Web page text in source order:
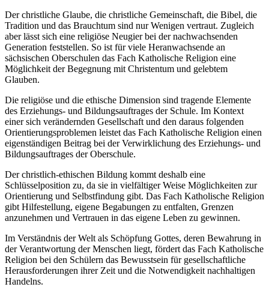
Der christliche Glaube, die christliche Gemeinschaft, die Bibel, die
Tradition und das Brauchtum sind nur Wenigen vertraut. Zugleich
aber lässt sich eine religiöse Neugier bei der nachwachsenden
Generation feststellen. So ist für viele Heranwachsende an
sächsischen Oberschulen das Fach Katholische Religion eine
Möglichkeit der Begegnung mit Christentum und gelebtem
Glauben.
Die religiöse und die ethische Dimension sind tragende Elemente
des Erziehungs- und Bildungsauftrages der Schule. Im Kontext
einer sich verändernden Gesellschaft und den daraus folgenden
Orientierungsproblemen leistet das Fach Katholische Religion einen
eigenständigen Beitrag bei der Verwirklichung des Erziehungs- und
Bildungsauftrages der Oberschule.
Der christlich-ethischen Bildung kommt deshalb eine
Schlüsselposition zu, da sie in vielfältiger Weise Möglichkeiten zur
Orientierung und Selbstfindung gibt. Das Fach Katholische Religion
gibt Hilfestellung, eigene Begabungen zu entfalten, Grenzen
anzunehmen und Vertrauen in das eigene Leben zu gewinnen.
Im Verständnis der Welt als Schöpfung Gottes, deren Bewahrung in
der Verantwortung der Menschen liegt, fördert das Fach Katholische
Religion bei den Schülern das Bewusstsein für gesellschaftliche
Herausforderungen ihrer Zeit und die Notwendigkeit nachhaltigen
Handelns.